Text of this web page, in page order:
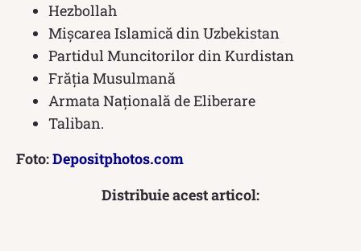
Hezbollah
Mișcarea Islamică din Uzbekistan
Partidul Muncitorilor din Kurdistan
Frăția Musulmană
Armata Națională de Eliberare
Taliban.
Foto:Depositphotos.com
Distribuie acest articol: